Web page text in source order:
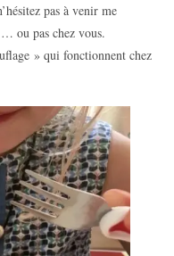
pas à venir me
ou pas chez vous.
» qui fonctionnent chez